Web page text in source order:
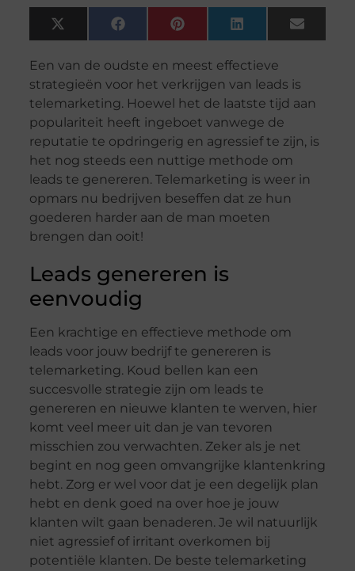
X
(Twitter)
FacebookPinterest LinkedIn Email
Een van de oudste en meest effectieve
strategieën voor het verkrijgen van leads is
telemarketing. Hoewel het de laatste tijd aan
populariteit heeft ingeboet vanwege de
reputatie te opdringerig en agressief te zijn, is
het nog steeds een nuttige methode om
leads te genereren. Telemarketing is weer in
opmars nu bedrijven beseffen dat ze hun
goederen harder aan de man moeten
brengen dan ooit!
Leads genereren is
eenvoudig
Een krachtige en effectieve methode om
leads voor jouw bedrijf te genereren is
telemarketing. Koud bellen kan een
succesvolle strategie zijn om leads te
genereren en nieuwe klanten te werven, hier
komt veel meer uit dan je van tevoren
misschien zou verwachten. Zeker als je net
begint en nog geen omvangrijke klantenkring
hebt. Zorg er wel voor dat je een degelijk plan
hebt en denk goed na over hoe je jouw
klanten wilt gaan benaderen. Je wil natuurlijk
niet agressief of irritant overkomen bij
potentiële klanten. De beste telemarketing